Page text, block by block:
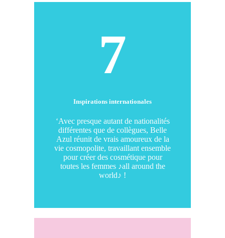
7
Inspirations internationales
‘Avec presque autant de nationalités
différentes que de collègues, Belle
Azul réunit de vrais amoureux de la
vie cosmopolite, travaillant ensemble
pour créer des cosmétique pour
toutes les femmes ♪all around the
world♪ !